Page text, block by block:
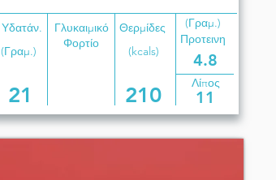
Υδατάν.
Γλυκαιμικό
Φορτίο
(Γραμ.)
Θερμίδες
(kcals)
Προτεινη
4.8
(Γραμ.)
21 210 Λίπος
11